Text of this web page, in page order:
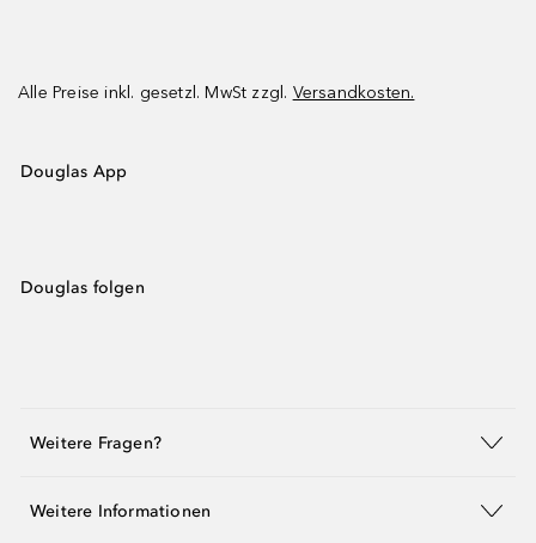
Alle Preise inkl. gesetzl. MwSt zzgl. Versandkosten.
Douglas App
Douglas folgen
Weitere Fragen?
Weitere Informationen